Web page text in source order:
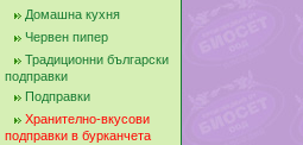
Домашна кухня
Червен пипер
Традиционни български
подправки
Подправки
Хранително-вкусови
подправки в бурканчета